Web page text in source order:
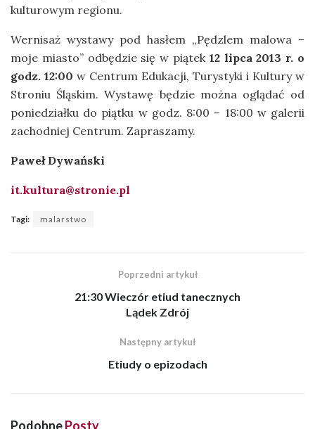
kulturowym regionu.
Wernisaż wystawy pod hasłem „Pędzlem malowa –
moje miasto” odbędzie się w piątek 12 lipca 2013 r. o
godz. 12:00 w Centrum Edukacji, Turystyki i Kultury w
Stroniu Śląskim. Wystawę będzie można oglądać od
poniedziałku do piątku w godz. 8:00 – 18:00 w galerii
zachodniej Centrum. Zapraszamy.
Paweł Dywański
it.kultura@stronie.pl
Tagi: malarstwo
Poprzedni artykuł
21:30 Wieczór etiud tanecznych
Lądek Zdrój
Następny artykuł
Etiudy o epizodach
PodobnePosty